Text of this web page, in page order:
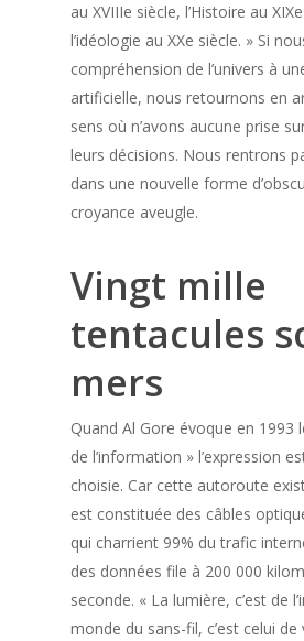
au XVIIIe siècle, l’Histoire au
l’idéologie au XXe siècle. » Si
compréhension de l’univers à
artificielle, nous retournons en
sens où n’avons aucune prise
leurs décisions. Nous rentrons
dans une nouvelle forme
croyance aveugle.
Vingt mille
tentacules
mers
Quand Al Gore évoque en 1993
de l’information » l’expression
choisie. Car cette autoroute
est constituée des câbles
qui charrient 99% du trafic
des données file à 200 000
seconde. « La lumière, c’est de
monde du sans-fil, c’est celui